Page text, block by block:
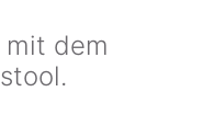
mit dem